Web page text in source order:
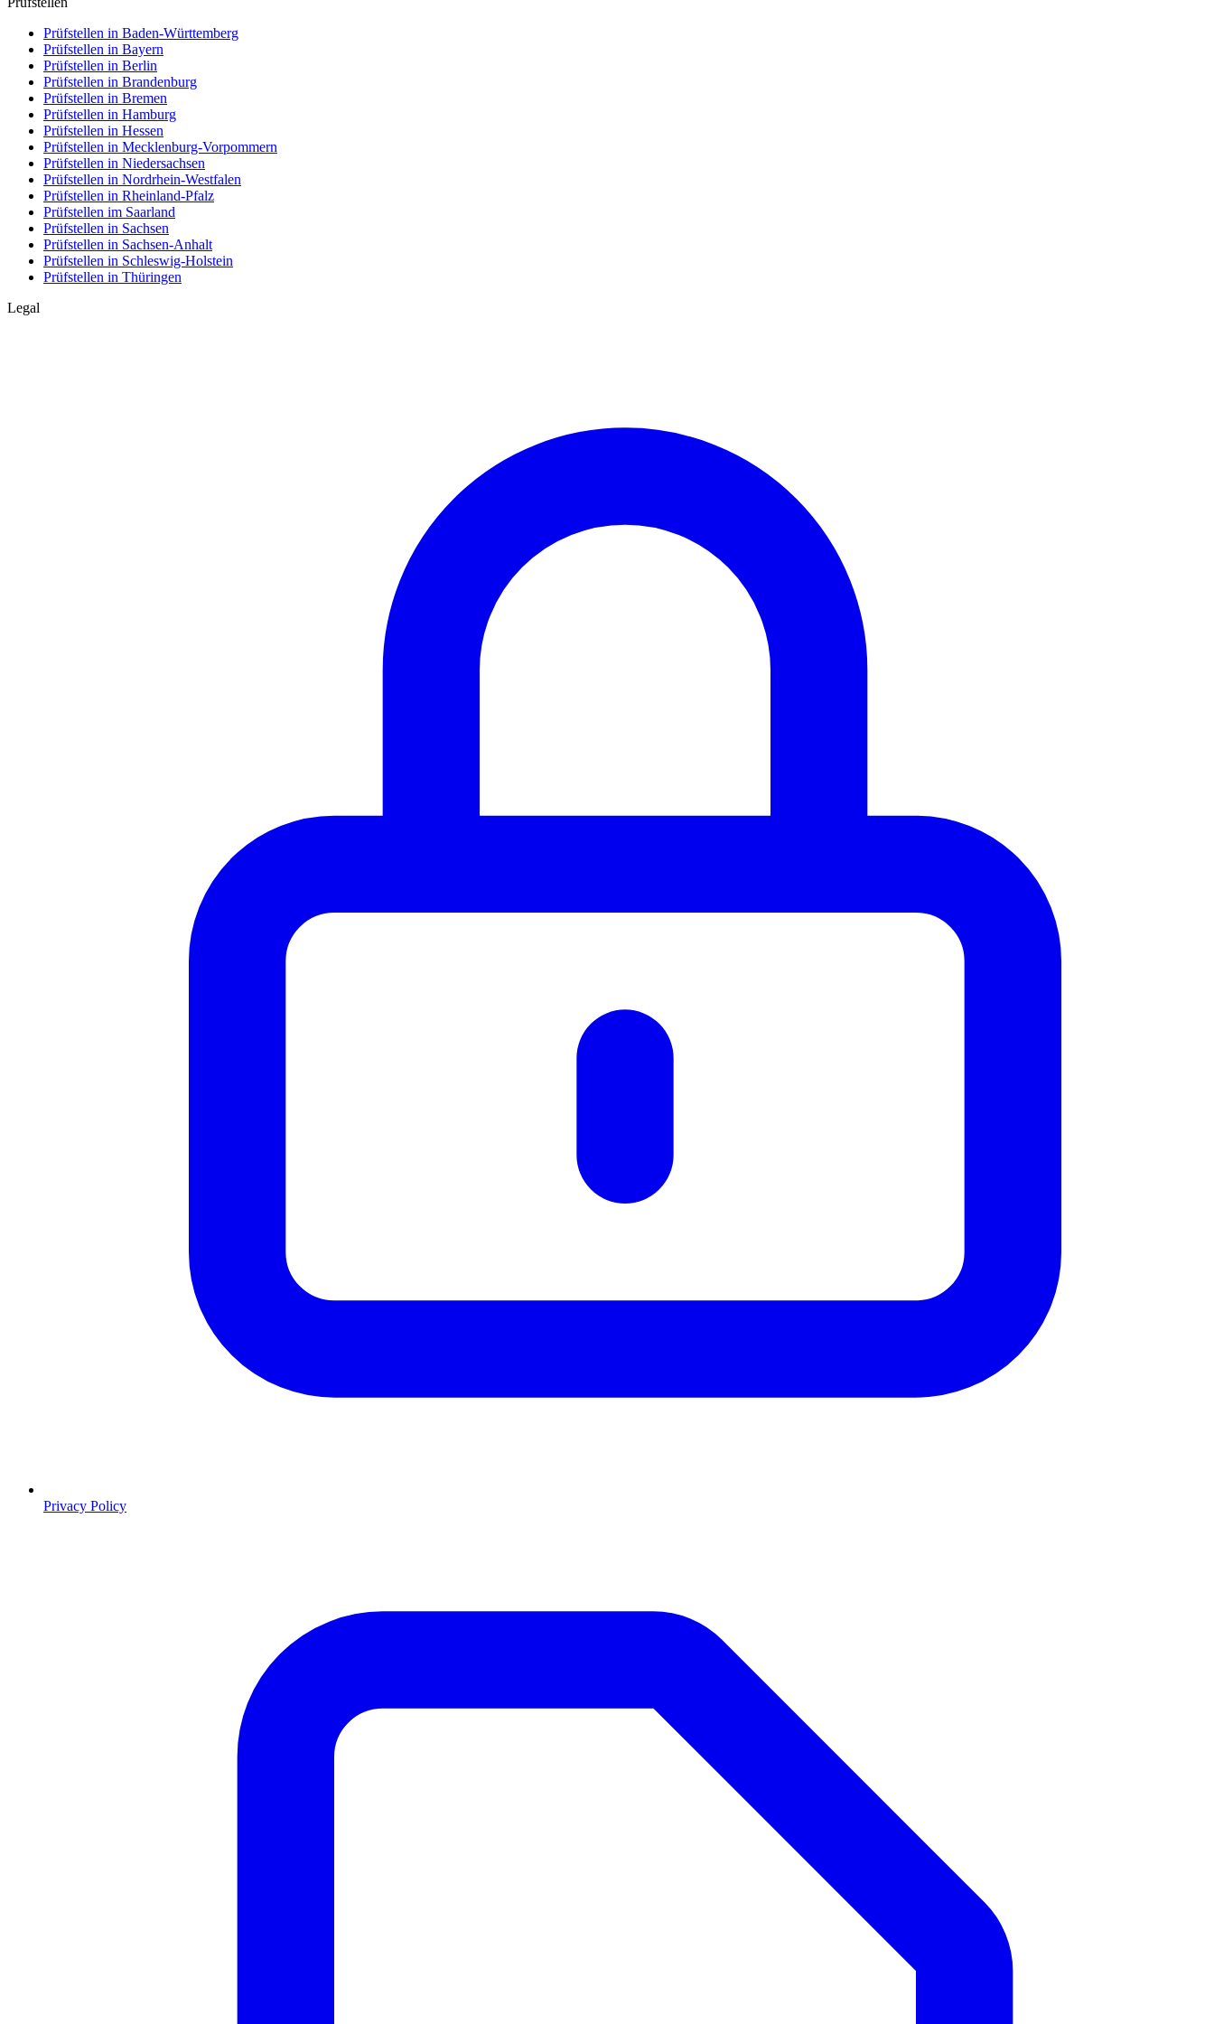
Prüfstellen in Baden-Württemberg
Prüfstellen in Bayern
Prüfstellen in Berlin
Prüfstellen in Brandenburg
Prüfstellen in Bremen
Prüfstellen in Hamburg
Prüfstellen in Hessen
Prüfstellen in Mecklenburg-Vorpommern
Prüfstellen in Niedersachsen
Prüfstellen in Nordrhein-Westfalen
Prüfstellen in Rheinland-Pfalz
Prüfstellen im Saarland
Prüfstellen in Sachsen
Prüfstellen in Sachsen-Anhalt
Prüfstellen in Schleswig-Holstein
Prüfstellen in Thüringen
Legal
Privacy Policy